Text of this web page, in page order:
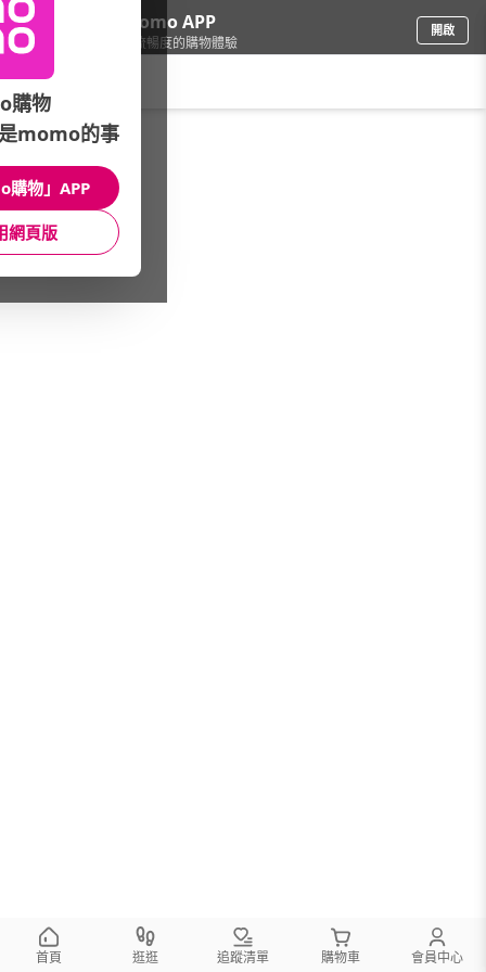
下載momo APP
給你3倍流暢度的購物體驗
開啟
女時尚/女裝
本館精選商品
館長推薦 月銷量
首頁 逛逛 追蹤清單 購物車 會員中心
購物
momo的事
購物」APP
網頁版